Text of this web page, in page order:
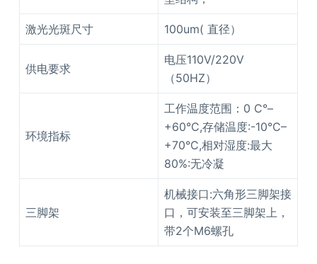
激光光斑尺寸 100um( 直径）
供电要求
电压110V/220V
（50HZ）
环境指标
工作温度范围：0 C°–
+60°C,存储温度:-10°C–
+70°C,相对湿度:最大
80%:无冷凝
三脚架
机械接口:六角形三脚架接
口，可安装至三脚架上，
带2个M6螺孔